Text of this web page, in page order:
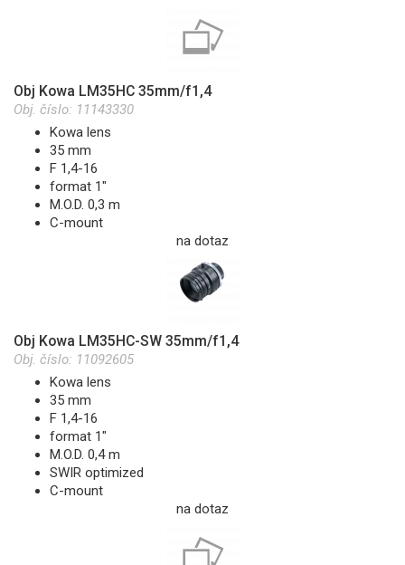
Obj Kowa LM35HC 35mm/f1,4
Obj. číslo: 11143330
Kowa lens
35 mm
F 1,4-16
format 1"
M.O.D. 0,3 m
C-mount
na dotaz
Obj Kowa LM35HC-SW 35mm/f1,4
Obj. číslo: 11092605
Kowa lens
35 mm
F 1,4-16
format 1"
M.O.D. 0,4 m
SWIR optimized
C-mount
na dotaz